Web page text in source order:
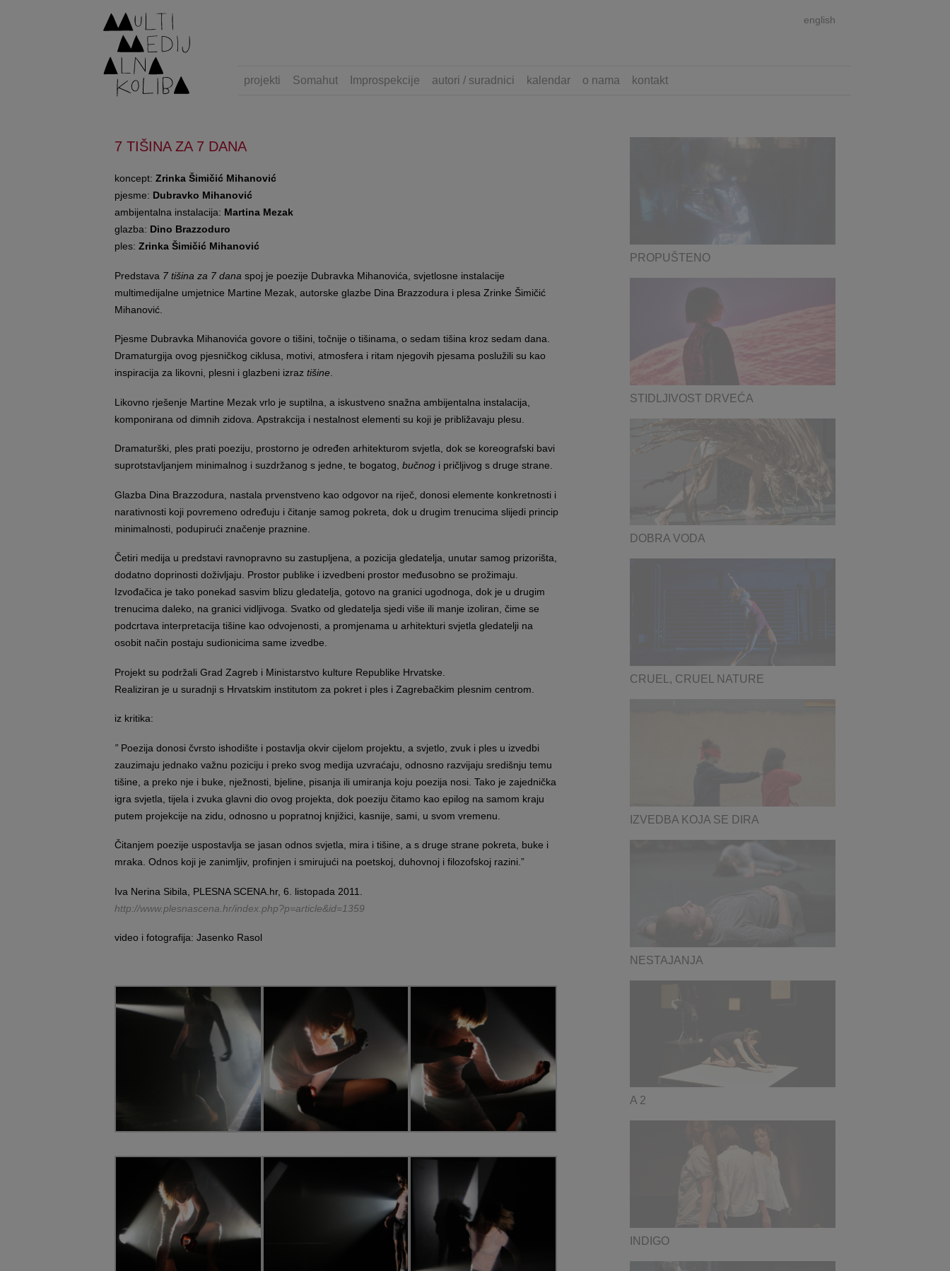
english
projekti Somahut Improspekcije autori / suradnici kalendar o nama kontakt
7 TIŠINA ZA 7 DANA
koncept: Zrinka Šimičić Mihanović
pjesme: Dubravko Mihanović
ambijentalna instalacija: Martina Mezak
glazba: Dino Brazzoduro
ples: Zrinka Šimičić Mihanović
Predstava 7 tišina za 7 dana spoj je poezije Dubravka Mihanovića, svjetlosne instalacije
multimedijalne umjetnice Martine Mezak, autorske glazbe Dina Brazzodura i plesa Zrinke Šimičić
Mihanović.
Pjesme Dubravka Mihanovića govore o tišini, točnije o tišinama, o sedam tišina kroz sedam dana.
Dramaturgija ovog pjesničkog ciklusa, motivi, atmosfera i ritam njegovih pjesama poslužili su kao
inspiracija za likovni, plesni i glazbeni izraz tišine
Likovno rješenje Martine Mezak vrlo je suptilna, a iskustveno snažna ambijentalna instalacija,
komponirana od dimnih zidova. Apstrakcija i nestalnost elementi su koji je približavaju plesu.
Dramaturški, ples prati poeziju, prostorno je određen arhitekturom svjetla, dok se koreografski bavi
suprotstavljanjem minimalnog i suzdržanog s jedne, te bogatog, bučnog i pričljivog s druge strane.
Glazba Dina Brazzodura, nastala prvenstveno kao odgovor na riječ, donosi elemente konkretnosti i
narativnosti koji povremeno određuju i čitanje samog pokreta, dok u drugim trenucima slijedi princip
minimalnosti, podupirući značenje praznine.
Četiri medija u predstavi ravnopravno su zastupljena, a pozicija gledatelja, unutar samog prizorišta,
dodatno doprinosti doživljaju. Prostor publike i izvedbeni prostor međusobno se prožimaju.
Izvođačica je tako ponekad sasvim blizu gledatelja, gotovo na granici ugodnoga, dok je u drugim
trenucima daleko, na granici vidljivoga. Svatko od gledatelja sjedi više ili manje izoliran, čime se
podcrtava interpretacija tišine kao odvojenosti, a promjenama u arhitekturi svjetla gledatelji na
osobit način postaju sudionicima same izvedbe.
Projekt su podržali Grad Zagreb i Ministarstvo kulture Republike Hrvatske.
Realiziran je u suradnji s Hrvatskim institutom za pokret i ples i Zagrebačkim plesnim centrom.
iz kritika:
” Poezija donosi čvrsto ishodište i postavlja okvir cijelom projektu, a svjetlo, zvuk i ples u izvedbi
zauzimaju jednako važnu poziciju i preko svog medija uzvraćaju, odnosno razvijaju središnju temu
tišine, a preko nje i buke, nježnosti, bjeline, pisanja ili umiranja koju poezija nosi. Tako je zajednička
igra svjetla, tijela i zvuka glavni dio ovog projekta, dok poeziju čitamo kao epilog na samom kraju
putem projekcije na zidu, odnosno u popratnoj knjižici, kasnije, sami, u svom vremenu.
Čitanjem poezije uspostavlja se jasan odnos svjetla, mira i tišine, a s druge strane pokreta, buke i
mraka. Odnos koji je zanimljiv, profinjen i smirujući na poetskoj, duhovnoj i filozofskoj razini.”
Iva Nerina Sibila, PLESNA SCENA.hr, 6. listopada 2011.
http://www.plesnascena.hr/index.php?p=article&id=1359
video i fotografija: Jasenko Rasol
PROPUŠTENO
STIDLJIVOST DRVEĆA
DOBRA VODA
CRUEL, CRUEL NATURE
IZVEDBA KOJA SE DIRA
NESTAJANJA
A 2
INDIGO